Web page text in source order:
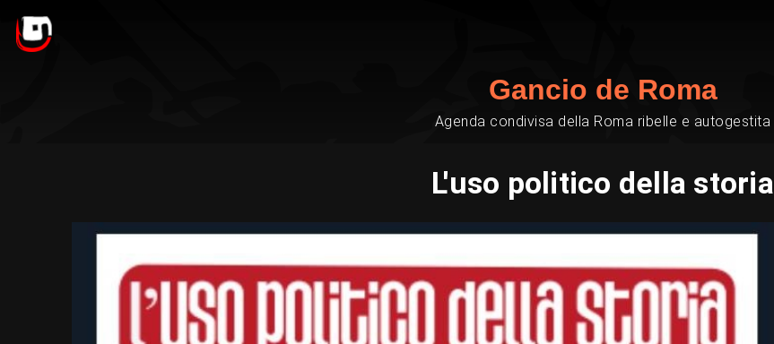
Gancio de Roma
Agenda condivisa della Roma ribelle e autogestita
L'uso politico della storia